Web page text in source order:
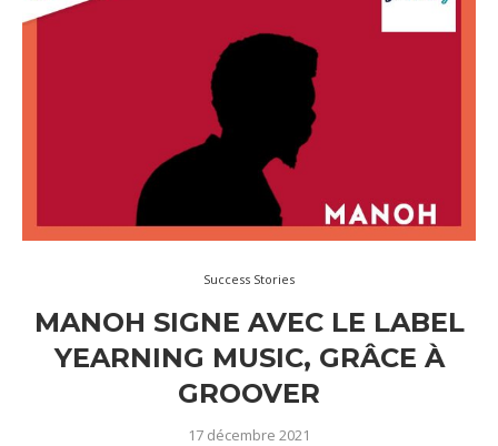
Success Stories
MANOH SIGNE AVEC LE LABEL
YEARNING MUSIC, GRÂCE À
GROOVER
17 décembre 2021